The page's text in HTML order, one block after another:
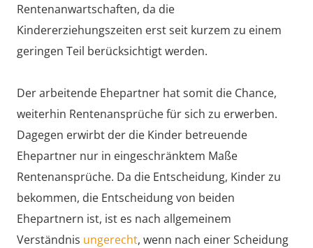
Rentenanwartschaften, da die
Kindererziehungszeiten erst seit kurzem zu einem
geringen Teil berücksichtigt werden.
Der arbeitende Ehepartner hat somit die Chance,
weiterhin Rentenansprüche für sich zu erwerben.
Dagegen erwirbt der die Kinder betreuende
Ehepartner nur in eingeschränktem Maße
Rentenansprüche. Da die Entscheidung, Kinder zu
bekommen, die Entscheidung von beiden
Ehepartnern ist, ist es nach allgemeinem
Verständnis ungerecht, wenn nach einer Scheidung